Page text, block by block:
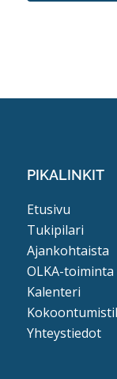
PIKALINKIT
Etusivu
Tukipilari
Ajankohtaista
OLKA-toiminta
Kalenteri
Yhteystiedot